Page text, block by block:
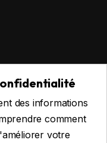
des informations
comment
votre